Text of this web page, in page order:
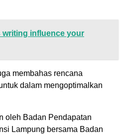
writing influence your
membahas rencana
dalam mengoptimalkan
oleh Badan Pendapatan
Lampung bersama Badan